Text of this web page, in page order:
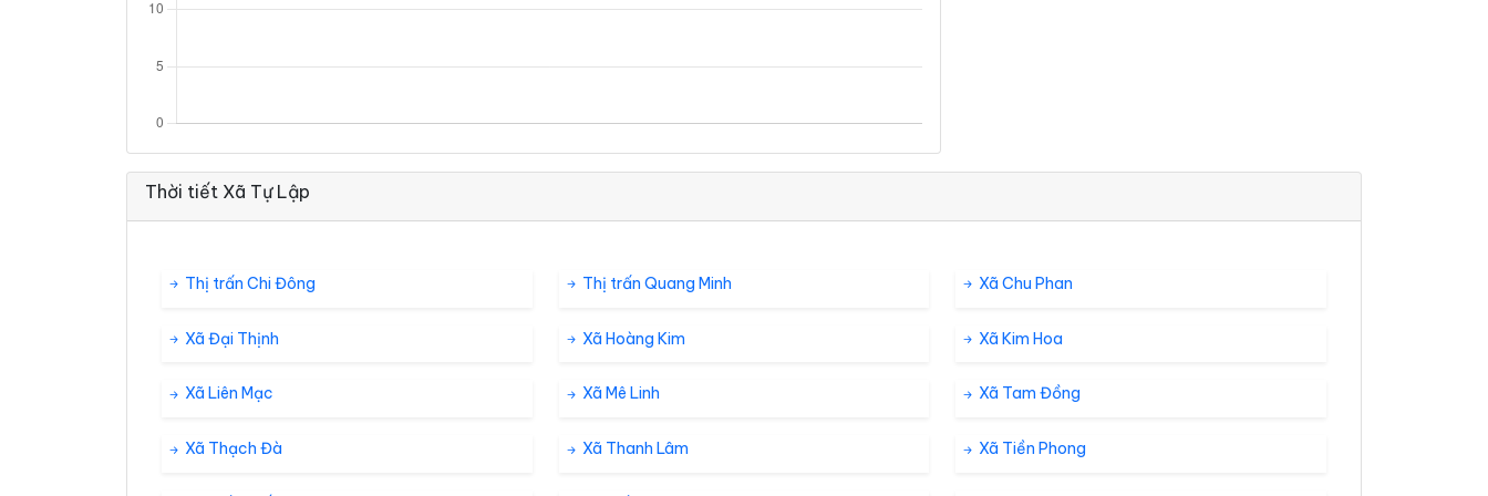
Thời tiết Xã Tự Lập
Thị trấn Chi Đông Thị trấn Quang Minh Xã Chu Phan
Xã Đại Thịnh Xã Hoàng Kim Xã Kim Hoa
Xã Liên Mạc Xã Mê Linh Xã Tam Đồng
Xã Thạch Đà Xã Thanh Lâm Xã Tiền Phong